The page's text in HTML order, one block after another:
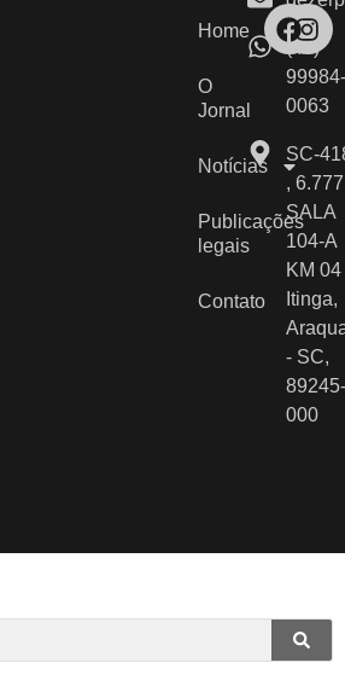
Home
O
Jornal
Notícias
Publicações
legais
Contato
(47)
99984-
0063
SC-
,
SALA
104-A
KM 04
Itinga,
- SC,
89245-
000